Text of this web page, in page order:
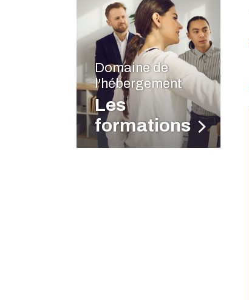
Domaine de
l'hébergement
Les
formations